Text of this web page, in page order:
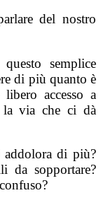
del nostro
semplice
di più quanto è
accesso a
la via che ci dà
addolora di più?
da sopportare?